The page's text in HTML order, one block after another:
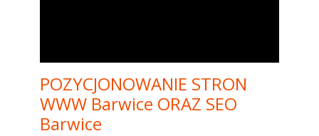
POZYCJONOWANIE STRON
WWW Barwice ORAZ SEO
Barwice